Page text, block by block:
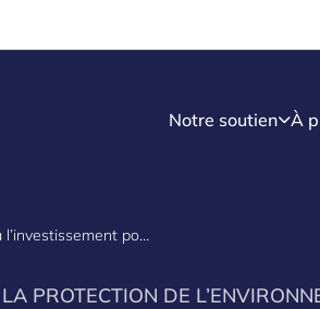
Notre soutien À
Aide à l’investissement pour l’acquisition de nouveaux véhicules routiers zéro émission et la conver
PROTECTION DE